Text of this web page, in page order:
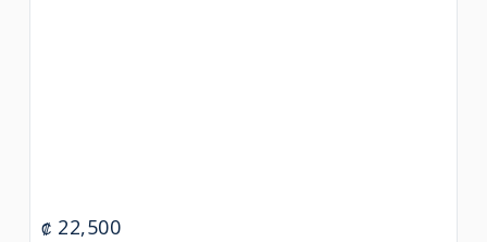
₡ 22,500